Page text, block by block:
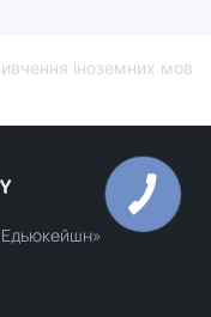
іноземних мов